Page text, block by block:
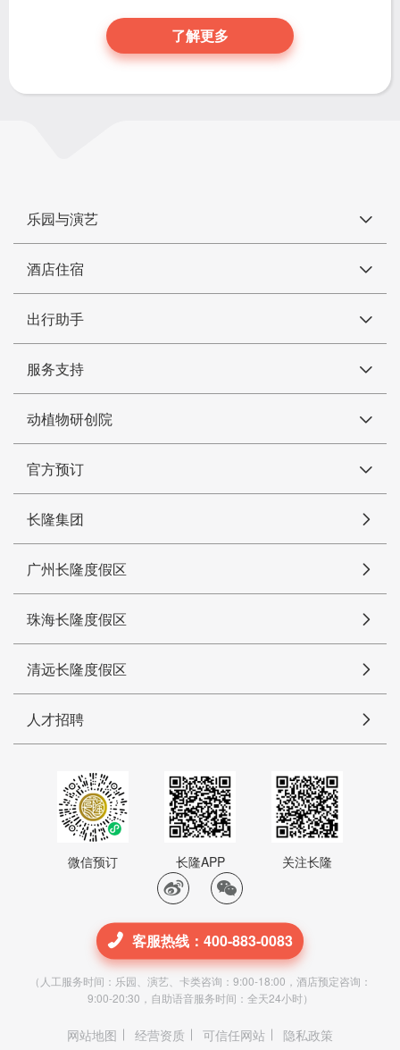
了解更多
乐园与演艺
酒店住宿
出行助手
服务支持
动植物研创院
官方预订
长隆集团
广州长隆度假区
珠海长隆度假区
清远长隆度假区
人才招聘
微信预订 长隆APP 关注长隆
客服热线：400-883-0083
（人工服务时间：乐园、演艺、卡类咨询：9:00-18:00，酒店预定咨询：
9:00-20:30，自助语音服务时间：全天24小时）
网站地图 经营资质 可信任网站 隐私政策